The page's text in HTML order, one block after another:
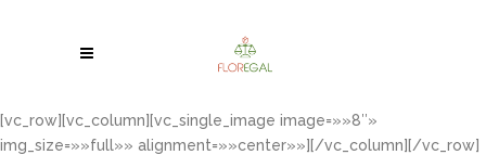
[vc_row][vc_column][vc_single_image image=»»8″»
img_size=»»full»» alignment=»»center»»][/vc_column][/vc_row]